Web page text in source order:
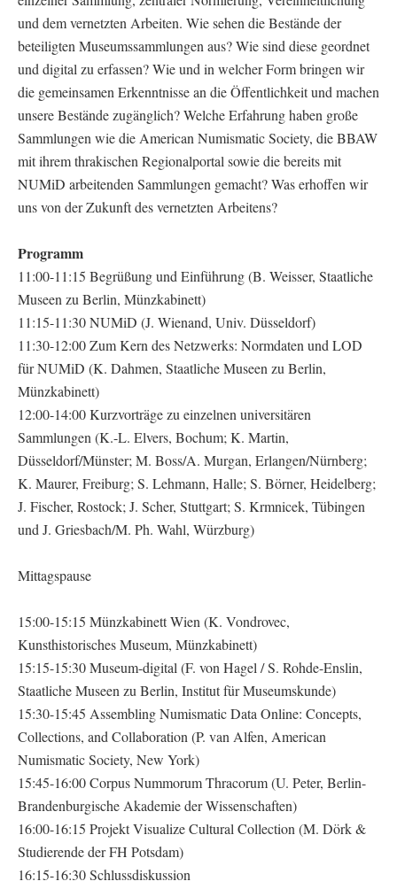
und dem vernetzten Arbeiten. Wie sehen die Bestände der
beteiligten Museumssammlungen aus? Wie sind diese geordnet
und digital zu erfassen? Wie und in welcher Form bringen wir
die gemeinsamen Erkenntnisse an die Öffentlichkeit und machen
unsere Bestände zugänglich? Welche Erfahrung haben große
Sammlungen wie die American Numismatic Society, die BBAW
mit ihrem thrakischen Regionalportal sowie die bereits mit
NUMiD arbeitenden Sammlungen gemacht? Was erhoffen wir
uns von der Zukunft des vernetzten Arbeitens?
Programm
11:00-11:15 Begrüßung und Einführung (B. Weisser, Staatliche
Museen zu Berlin, Münzkabinett)
11:15-11:30 NUMiD (J. Wienand, Univ. Düsseldorf)
11:30-12:00 Zum Kern des Netzwerks: Normdaten und LOD
für NUMiD (K. Dahmen, Staatliche Museen zu Berlin,
Münzkabinett)
12:00-14:00 Kurzvorträge zu einzelnen universitären
Sammlungen (K.-L. Elvers, Bochum; K. Martin,
Düsseldorf/Münster; M. Boss/A. Murgan, Erlangen/Nürnberg;
K. Maurer, Freiburg; S. Lehmann, Halle; S. Börner, Heidelberg;
J. Fischer, Rostock; J. Scher, Stuttgart; S. Krmnicek, Tübingen
und J. Griesbach/M. Ph. Wahl, Würzburg)
Mittagspause
15:00-15:15 Münzkabinett Wien (K. Vondrovec,
Kunsthistorisches Museum, Münzkabinett)
15:15-15:30 Museum-digital (F. von Hagel / S. Rohde-Enslin,
Staatliche Museen zu Berlin, Institut für Museumskunde)
15:30-15:45 Assembling Numismatic Data Online: Concepts,
Collections, and Collaboration (P. van Alfen, American
Numismatic Society, New York)
15:45-16:00 Corpus Nummorum Thracorum (U. Peter, Berlin-
Brandenburgische Akademie der Wissenschaften)
16:00-16:15 Projekt Visualize Cultural Collection (M. Dörk &
Studierende der FH Potsdam)
16:15-16:30 Schlussdiskussion